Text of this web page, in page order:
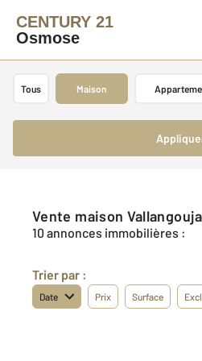
CENTURY 21
Osmose
Tous Maison
Vente maison
10 annonces immobilières :
Trier par :
Date Prix Surface